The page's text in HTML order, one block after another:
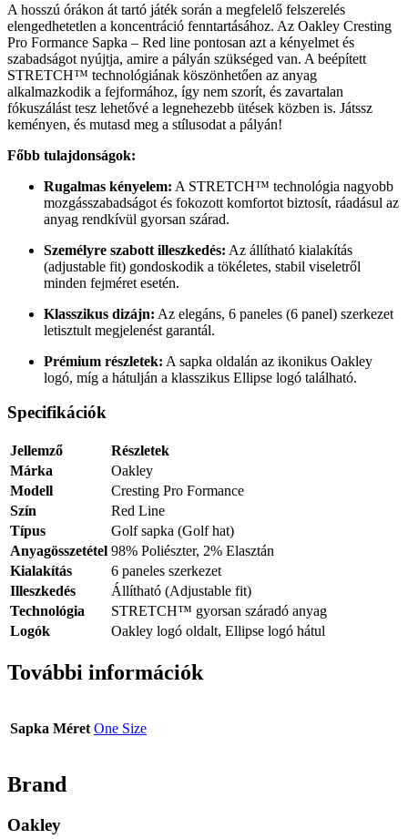
A hosszú órákon át tartó játék során a megfelelő felszerelés
elengedhetetlen a koncentráció fenntartásához. Az Oakley Cresting
Pro Formance Sapka – Red line pontosan azt a kényelmet és
szabadságot nyújtja, amire a pályán szükséged van. A beépített
STRETCH™ technológiának köszönhetően az anyag
alkalmazkodik a fejformához, így nem szorít, és zavartalan
fókuszálást tesz lehetővé a legnehezebb ütések közben is. Játssz
keményen, és mutasd meg a stílusodat a pályán!
Főbb tulajdonságok:
Rugalmas kényelem: A STRETCH™ technológia nagyobb
mozgásszabadságot és fokozott komfortot biztosít, ráadásul az
anyag rendkívül gyorsan szárad.
Személyre szabott illeszkedés: Az állítható kialakítás
(adjustable fit) gondoskodik a tökéletes, stabil viseletről
minden fejméret esetén.
Klasszikus dizájn: Az elegáns, 6 paneles (6 panel) szerkezet
letisztult megjelenést garantál.
Prémium részletek: A sapka oldalán az ikonikus Oakley
logó, míg a hátulján a klasszikus Ellipse logó található.
Specifikációk
Jellemző
Részletek
Márka
Oakley
Modell
Cresting Pro Formance
Szín
Red Line
Típus
Golf sapka (Golf hat)
Anyagösszetétel 98% Poliészter, 2% Elasztán
Kialakítás
6 paneles szerkezet
Illeszkedés
Állítható (Adjustable fit)
Technológia
STRETCH™ gyorsan száradó anyag
Logók
Oakley logó oldalt, Ellipse logó hátul
További információk
Sapka Méret One Size
Brand
Oakley